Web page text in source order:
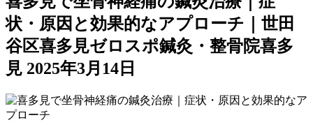
状・原因と効果的なアプローチ｜世田
谷区喜多見ゼロスポ鍼灸・整骨院喜多
見 2025年3月14日